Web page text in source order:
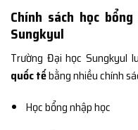
Chính sách học
Sungkyul
Trường Đại học Sungkyul
quốc tếbằng nhiều chính
Học bổng nhập học